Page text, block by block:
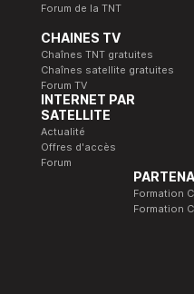
Forum de la TNT
CHAINES TV
Chaînes TNT gratuites
Chaînes satellite gratuites
Forum TV
INTERNET PAR
SATELLITE
Actualité
Offres d'accès
Forum
Formation
Formation